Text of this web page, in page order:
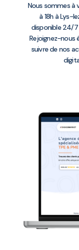
Nous sommes à
à 18h à Lys-
disponible 24/
Rejoignez-nous
suivre de nos